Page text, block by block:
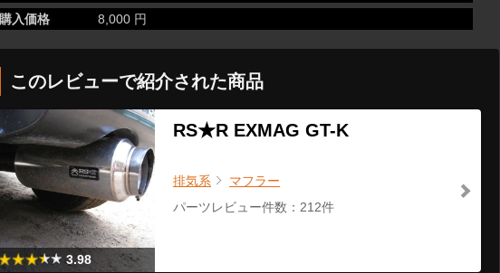
購入価格
8,000 円
このレビューで紹介された商品
3.98
RS★R EXMAG GT-K
排気系
マフラー
パーツレビュー件数：212件